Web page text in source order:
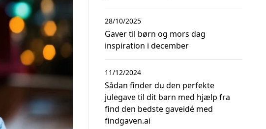
Gaver til børn og mors dag
inspiration i december
28/10/2025
Sådan finder du den perfekte
julegave til dit barn med hjælp fra
find den bedste gaveidé med
findgaven.ai
11/12/2024